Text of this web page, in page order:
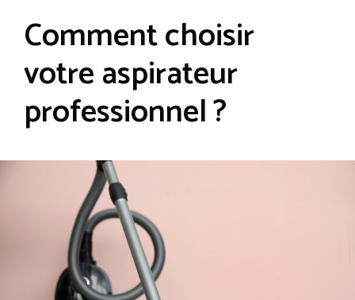
Comment choisir
votre aspirateur
professionnel ?